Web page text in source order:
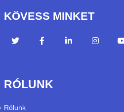
KÖVESS MINKET
RÓLUNK
Rólunk